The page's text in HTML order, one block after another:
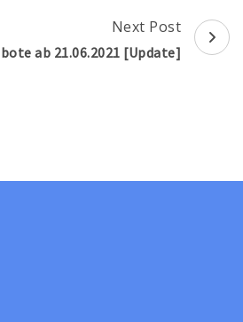
Next Post
ab 21.06.2021 [Update]